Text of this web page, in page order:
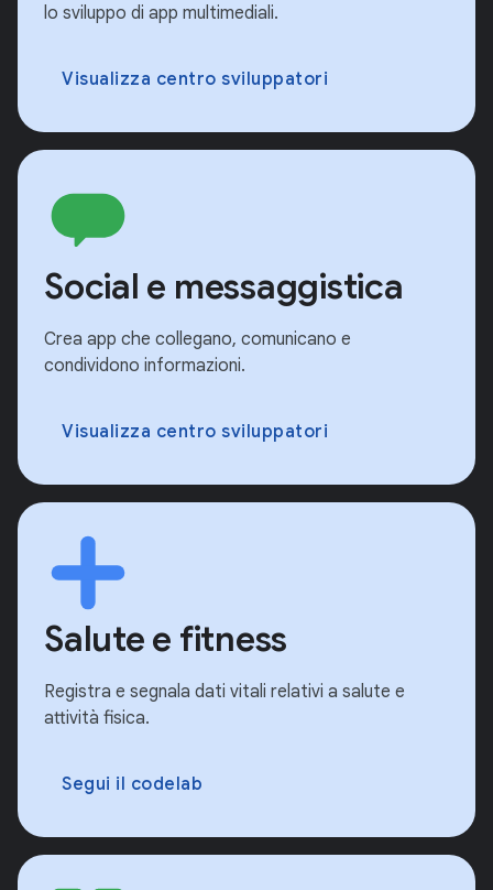
lo sviluppo di app multimediali.
Visualizza centro sviluppatori
Social e messaggistica
Crea app che collegano, comunicano e
condividono informazioni.
Visualizza centro sviluppatori
Salute e fitness
Registra e segnala dati vitali relativi a salute e
attività fisica.
Segui il codelab